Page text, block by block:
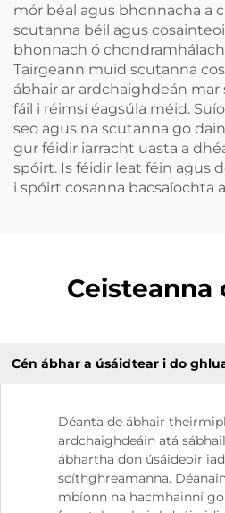
mór béal agus bhonnacha a
scutanna béil agus
bhonnach ó
Tairgeann muid scutanna
ábhair ar ardchaighdeán mar
fáil i réimsí éagsúla méid.
seo agus na scutanna go
gur féidir iarracht uasta a
spóirt. Is féidir leat féin agus
i spóirt cosanna bacsaíochta
Ceisteanna
Cén ábhar a úsáidtear i do
Déanta de ábhair
ardchaighdeáin atá
ábhartha don úsáideoir
scíthghreamanna.
mbíonn na hacmhainní